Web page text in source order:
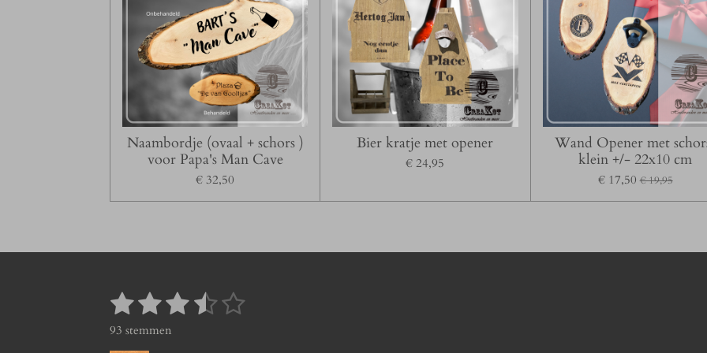
Naambordje (ovaal + schors )
voor Papa's Man Cave
€ 32,50
Bier kratje met opener
€ 24,95
Wand Opener met
klein +/- 22x10 cm
€ 17,50 € 19,95
R
t
1
s
2
s
3
s
4 5
S
93 stemmen